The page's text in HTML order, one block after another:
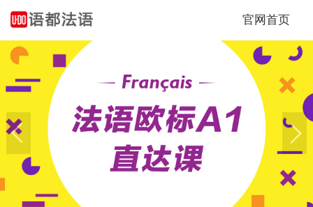
官网首页
Previous Next